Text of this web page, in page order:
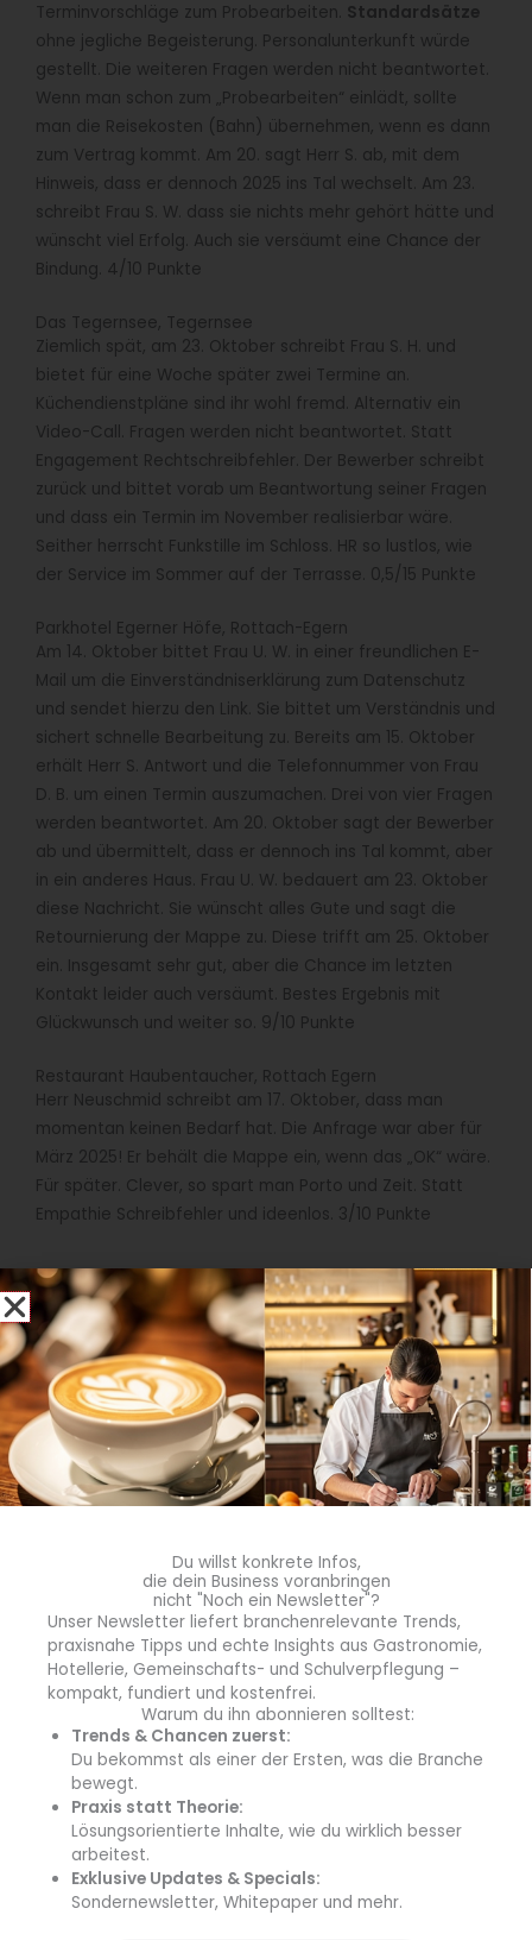
Terminvorschläge zum Probearbeiten. Standardsätze
ohne jegliche Begeisterung. Personalunterkunft würde
gestellt. Die weiteren Fragen werden nicht beantwortet.
Wenn man schon zum „Probearbeiten“ einlädt, sollte
man die Reisekosten (Bahn) übernehmen, wenn es dann
zum Vertrag kommt. Am 20. sagt Herr S. ab, mit dem
Hinweis, dass er dennoch 2025 ins Tal wechselt. Am 23.
schreibt Frau S. W. dass sie nichts mehr gehört hätte und
wünscht viel Erfolg. Auch sie versäumt eine Chance der
Bindung. 4/10 Punkte
Das Tegernsee, Tegernsee
Ziemlich spät, am 23. Oktober schreibt Frau S. H. und
bietet für eine Woche später zwei Termine an.
Küchendienstpläne sind ihr wohl fremd. Alternativ ein
Video-Call. Fragen werden nicht beantwortet. Statt
Engagement Rechtschreibfehler. Der Bewerber schreibt
zurück und bittet vorab um Beantwortung seiner Fragen
und dass ein Termin im November realisierbar wäre.
Seither herrscht Funkstille im Schloss. HR so lustlos, wie
der Service im Sommer auf der Terrasse. 0,5/15 Punkte
Parkhotel Egerner Höfe, Rottach-Egern
Am 14. Oktober bittet Frau U. W. in einer freundlichen E-
Mail um die Einverständniserklärung zum Datenschutz
und sendet hierzu den Link. Sie bittet um Verständnis und
sichert schnelle Bearbeitung zu. Bereits am 15. Oktober
erhält Herr S. Antwort und die Telefonnummer von Frau
D. B. um einen Termin auszumachen. Drei von vier Fragen
werden beantwortet. Am 20. Oktober sagt der Bewerber
ab und übermittelt, dass er dennoch ins Tal kommt, aber
in ein anderes Haus. Frau U. W. bedauert am 23. Oktober
diese Nachricht. Sie wünscht alles Gute und sagt die
Retournierung der Mappe zu. Diese trifft am 25. Oktober
ein. Insgesamt sehr gut, aber die Chance im letzten
Kontakt leider auch versäumt. Bestes Ergebnis mit
Glückwunsch und weiter so. 9/10 Punkte
Restaurant Haubentaucher, Rottach Egern
Herr Neuschmid schreibt am 17. Oktober, dass man
momentan keinen Bedarf hat. Die Anfrage war aber für
März 2025! Er behält die Mappe ein, wenn das „OK“ wäre.
Für später. Clever, so spart man Porto und Zeit. Statt
Empathie Schreibfehler und ideenlos. 3/10 Punkte
Trotz Fachkräftemangel und einem idealen Kanidaten,
bemühen sich manche Betriebe nicht. (Quelle: B&L
Mediengesellschaft)
Fazit: Fachkräftemangel, aber …
Fast alle klagen beim Thema Fachkräfte bzw.
Mitarbeiter. In Konzernen sprechen wir von Human
Capital Management
Hotellerie. Das war der 3. Test zu diesem Thema.
Überwiegend miserabel. Die seit über 30 Jahren üblichen
08/15-Standardsätze könnte man heute dank KI
aufpeppen. Dies aber setzt vorab menschliche
Du willst konkrete Infos,
die dein Business voranbringen
nicht "Noch ein Newsletter"?
Unser Newsletter liefert branchenrelevante Trends,
praxisnahe Tipps und echte Insights aus Gastronomie,
Hotellerie, Gemeinschafts- und Schulverpflegung –
kompakt, fundiert und kostenfrei.
Warum du ihn abonnieren solltest:
Trends & Chancen zuerst:
Du bekommst als einer der Ersten, was die Branche
bewegt.
Praxis statt Theorie:
Lösungsorientierte Inhalte, wie du wirklich besser
arbeitest.
Exklusive Updates & Specials:
Sondernewsletter, Whitepaper und mehr.